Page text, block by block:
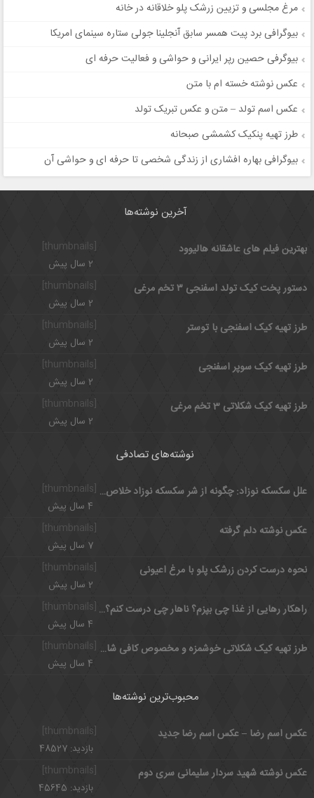
مرغ مجلسی و تزیین زرشک پلو خلاقانه در خانه
بیوگرافی برد پیت همسر سابق آنجلینا جولی ستاره سینمای امریکا
بیوگرفی حصین رپر ایرانی و حواشی و فعالیت حرفه ای
عکس نوشته خسته ام با متن
عکس اسم تولد – متن و عکس تبریک تولد
طرز تهیه پنکیک کشمشی صبحانه
بیوگرافی بهاره افشاری از زندگی شخصی تا حرفه ای و حواشی آن
آخرین نوشته‌ها
بهترین فیلم های عاشقانه هالیوود
2 سال پیش
[thumbnails]
دستور پخت کیک تولد اسفنجی ۳ تخم مرغی
2 سال پیش
طرز تهیه کیک اسفنجی با توستر
2 سال پیش
[thumbnails]
طرز تهیه کیک سوپر اسفنجی
2 سال پیش
طرز تهیه کیک شکلاتی 3 تخم مرغی
2 سال پیش
نوشته‌های تصادفی
[thumbnails] علل سكسكه نوزاد: چگونه از شر سکسکه نوزاد خلاص شویم؟
4 سال پیش
عکس نوشته دلم گرفته
7 سال پیش
[thumbnails]
نحوه درست کردن زرشک پلو با مرغ اعیونی
2 سال پیش
راهکار رهایی از غذا چی بپزم؟ ناهار چی درست کنم؟ با برنامه هفتگی
4 سال پیش
طرز تهیه کیک شکلاتی خوشمزه و مخصوص کافی شاپی در خانه
4 سال پیش
محبوب‌ترین نوشته‌ها
عکس اسم رضا – عکس اسم رضا جدید
بازدید: 48527
[thumbnails]
عکس نوشته شهید سردار سلیمانی سری دوم
بازدید: 45645